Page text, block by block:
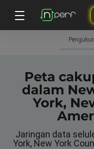
Peta
dalam
York,
Jaringan data
York, New York